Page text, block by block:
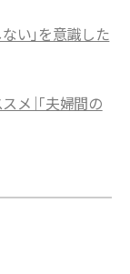
ない」を意識した
メ｜「夫婦間の